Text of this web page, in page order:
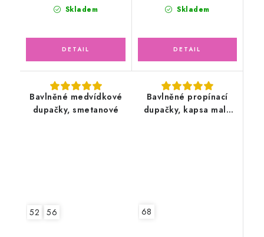
Skladem Skladem
Bavlněné medvídkové
dupačky, smetanové
52 56
Bavlněné propínací
dupačky, kapsa malá
68